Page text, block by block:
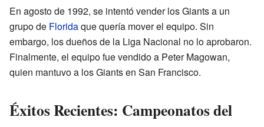
En agosto de 1992, se intentó vender los Giants a un
grupo de Floridaque quería mover el equipo. Sin
embargo, los dueños de la Liga Nacional no lo aprobaron.
Finalmente, el equipo fue vendido a Peter Magowan,
quien mantuvo a los Giants en San Francisco.
Éxitos Recientes: Campeonatos del